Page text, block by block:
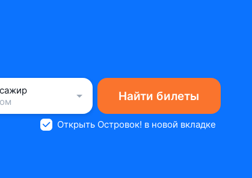
Найти билеты
Открыть Островок! в новой вкладке